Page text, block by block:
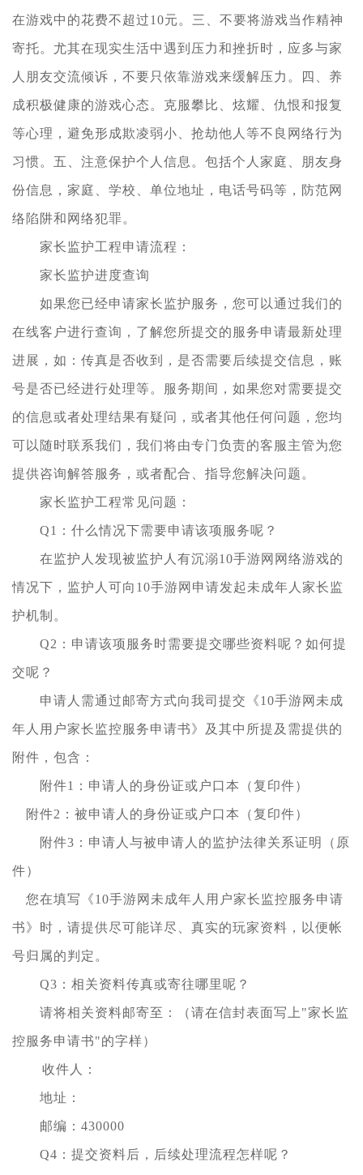
在游戏中的花费不超过10元。三、不要将游戏当作精神
寄托。尤其在现实生活中遇到压力和挫折时，应多与家
人朋友交流倾诉，不要只依靠游戏来缓解压力。四、养
成积极健康的游戏心态。克服攀比、炫耀、仇恨和报复
等心理，避免形成欺凌弱小、抢劫他人等不良网络行为
习惯。五、注意保护个人信息。包括个人家庭、朋友身
份信息，家庭、学校、单位地址，电话号码等，防范网
络陷阱和网络犯罪。
家长监护工程申请流程：
家长监护进度查询
如果您已经申请家长监护服务，您可以通过我们的
在线客户进行查询，了解您所提交的服务申请最新处理
进展，如：传真是否收到，是否需要后续提交信息，账
号是否已经进行处理等。服务期间，如果您对需要提交
的信息或者处理结果有疑问，或者其他任何问题，您均
可以随时联系我们，我们将由专门负责的客服主管为您
提供咨询解答服务，或者配合、指导您解决问题。
家长监护工程常见问题：
Q1：什么情况下需要申请该项服务呢？
在监护人发现被监护人有沉溺10手游网网络游戏的
情况下，监护人可向10手游网申请发起未成年人家长监
护机制。
Q2：申请该项服务时需要提交哪些资料呢？如何提
交呢？
申请人需通过邮寄方式向我司提交《10手游网未成
年人用户家长监控服务申请书》及其中所提及需提供的
附件，包含：
附件1：申请人的身份证或户口本（复印件）
附件2：被申请人的身份证或户口本（复印件）
附件3：申请人与被申请人的监护法律关系证明（原
件）
您在填写《10手游网未成年人用户家长监控服务申请
书》时，请提供尽可能详尽、真实的玩家资料，以便帐
号归属的判定。
Q3：相关资料传真或寄往哪里呢？
请将相关资料邮寄至：（请在信封表面写上"家长监
控服务申请书"的字样）
收件人：
地址：
邮编：430000
Q4：提交资料后，后续处理流程怎样呢？